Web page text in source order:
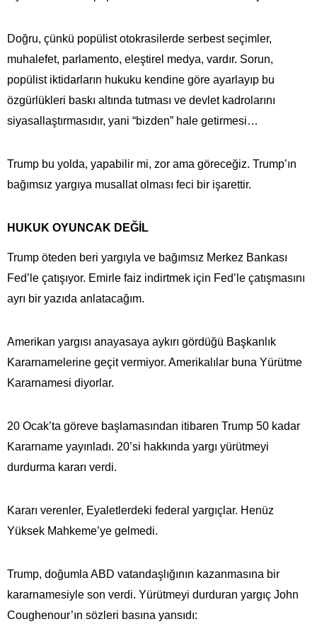
Doğru, çünkü popülist otokrasilerde serbest seçimler,
muhalefet, parlamento, eleştirel medya, vardır. Sorun,
popülist iktidarların hukuku kendine göre ayarlayıp bu
özgürlükleri baskı altında tutması ve devlet kadrolarını
siyasallaştırmasıdır, yani “bizden” hale getirmesi…
Trump bu yolda, yapabilir mi, zor ama göreceğiz. Trump’ın
bağımsız yargıya musallat olması feci bir işarettir.
HUKUK OYUNCAK DEĞİL
Trump öteden beri yargıyla ve bağımsız Merkez Bankası
Fed’le çatışıyor. Emirle faiz indirtmek için Fed’le çatışmasını
ayrı bir yazıda anlatacağım.
Amerikan yargısı anayasaya aykırı gördüğü Başkanlık
Kararnamelerine geçit vermiyor. Amerikalılar buna Yürütme
Kararnamesi diyorlar.
20 Ocak’ta göreve başlamasından itibaren Trump 50 kadar
Kararname yayınladı. 20’si hakkında yargı yürütmeyi
durdurma kararı verdi.
Kararı verenler, Eyaletlerdeki federal yargıçlar. Henüz
Yüksek Mahkeme’ye gelmedi.
Trump, doğumla ABD vatandaşlığının kazanmasına bir
kararnamesiyle son verdi. Yürütmeyi durduran yargıç John
Coughenour’ın sözleri basına yansıdı: